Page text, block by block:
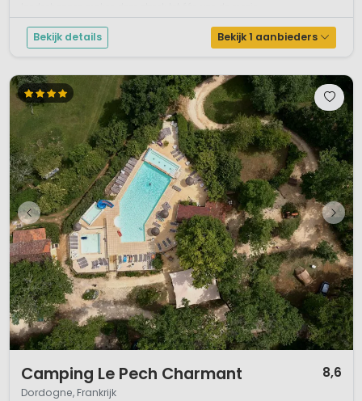
Bekijk details Bekijk 1 aanbieders
Camping Le Pech Charmant 8,6
Dordogne, Frankrijk